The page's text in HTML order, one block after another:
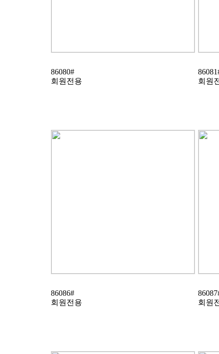
86080#
회원전용
회원
86086#
회원전용
회원